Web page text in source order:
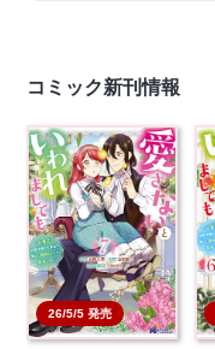
コミック新刊情報
26/5/5 発売